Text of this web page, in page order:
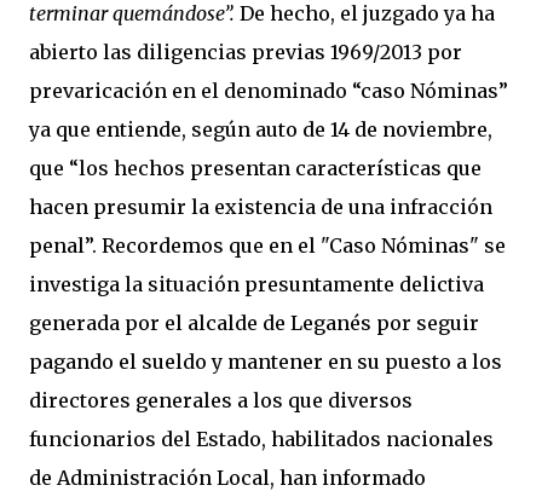
terminar quemándose”. De hecho, el juzgado ya ha
abierto las diligencias previas 1969/2013 por
prevaricación en el denominado “caso Nóminas”
ya que entiende, según auto de 14 de noviembre,
que “los hechos presentan características que
hacen presumir la existencia de una infracción
penal”. Recordemos que en el "Caso Nóminas" se
investiga la situación presuntamente delictiva
generada por el alcalde de Leganés por seguir
pagando el sueldo y mantener en su puesto a los
directores generales a los que diversos
funcionarios del Estado, habilitados nacionales
de Administración Local, han informado